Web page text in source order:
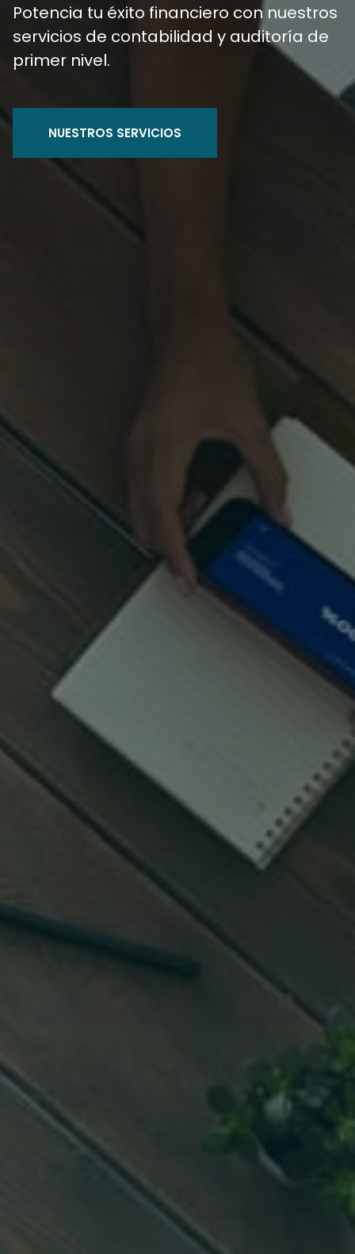
Potencia tu éxito financiero con nuestros
servicios de contabilidad y auditoría de
primer nivel.
NUESTROS SERVICIOS